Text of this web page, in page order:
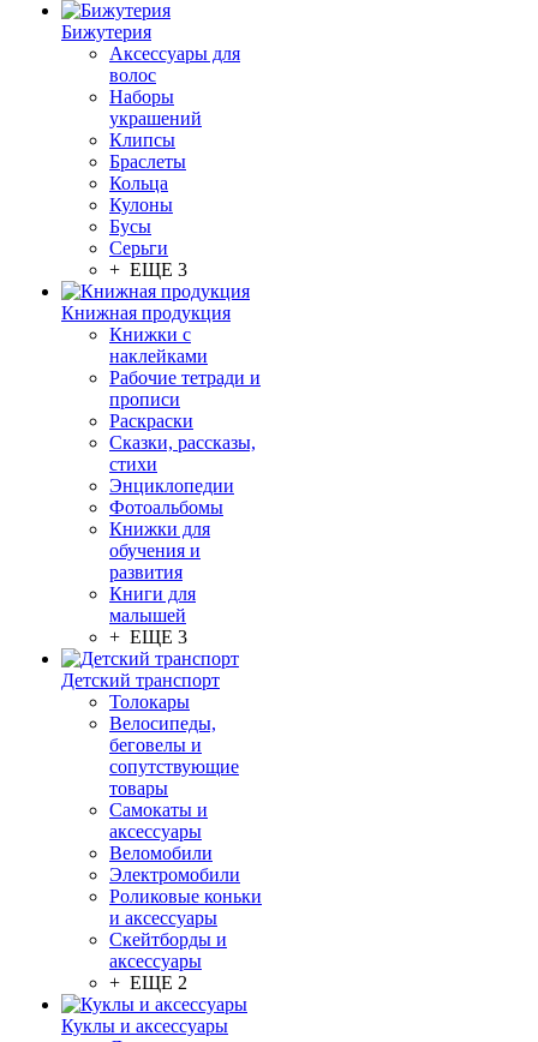
Бижутерия
Аксессуары для
волос
Наборы
украшений
Клипсы
Браслеты
Кольца
Кулоны
Бусы
Серьги
+ ЕЩЕ 3
Книжная продукция
Книжки с
наклейками
Рабочие тетради и
прописи
Раскраски
Сказки, рассказы,
стихи
Энциклопедии
Фотоальбомы
Книжки для
обучения и
развития
Книги для
малышей
+ ЕЩЕ 3
Детский транспорт
Толокары
Велосипеды,
беговелы и
сопутствующие
товары
Самокаты и
аксессуары
Веломобили
Электромобили
Роликовые коньки
и аксессуары
Скейтборды и
аксессуары
+ ЕЩЕ 2
Куклы и аксессуары